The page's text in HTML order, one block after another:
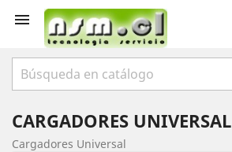

CARGADORES UNIVERSAL
Cargadores Universal